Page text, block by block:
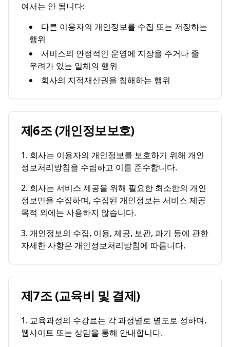
여서는 안 됩니다:
다른 이용자의 개인정보를 수집 또는 저장하는
행위
서비스의 안정적인 운영에 지장을 주거나 줄
우려가 있는 일체의 행위
회사의 지적재산권을 침해하는 행위
제6조 (개인정보보호)
1. 회사는 이용자의 개인정보를 보호하기 위해 개인
정보처리방침을 수립하고 이를 준수합니다.
2. 회사는 서비스 제공을 위해 필요한 최소한의 개인
정보만을 수집하며, 수집된 개인정보는 서비스 제공
목적 외에는 사용하지 않습니다.
3. 개인정보의 수집, 이용, 제공, 보관, 파기 등에 관한
자세한 사항은 개인정보처리방침에 따릅니다.
제7조 (교육비 및 결제)
1. 교육과정의 수강료는 각 과정별로 별도로 정하며,
웹사이트 또는 상담을 통해 안내합니다.